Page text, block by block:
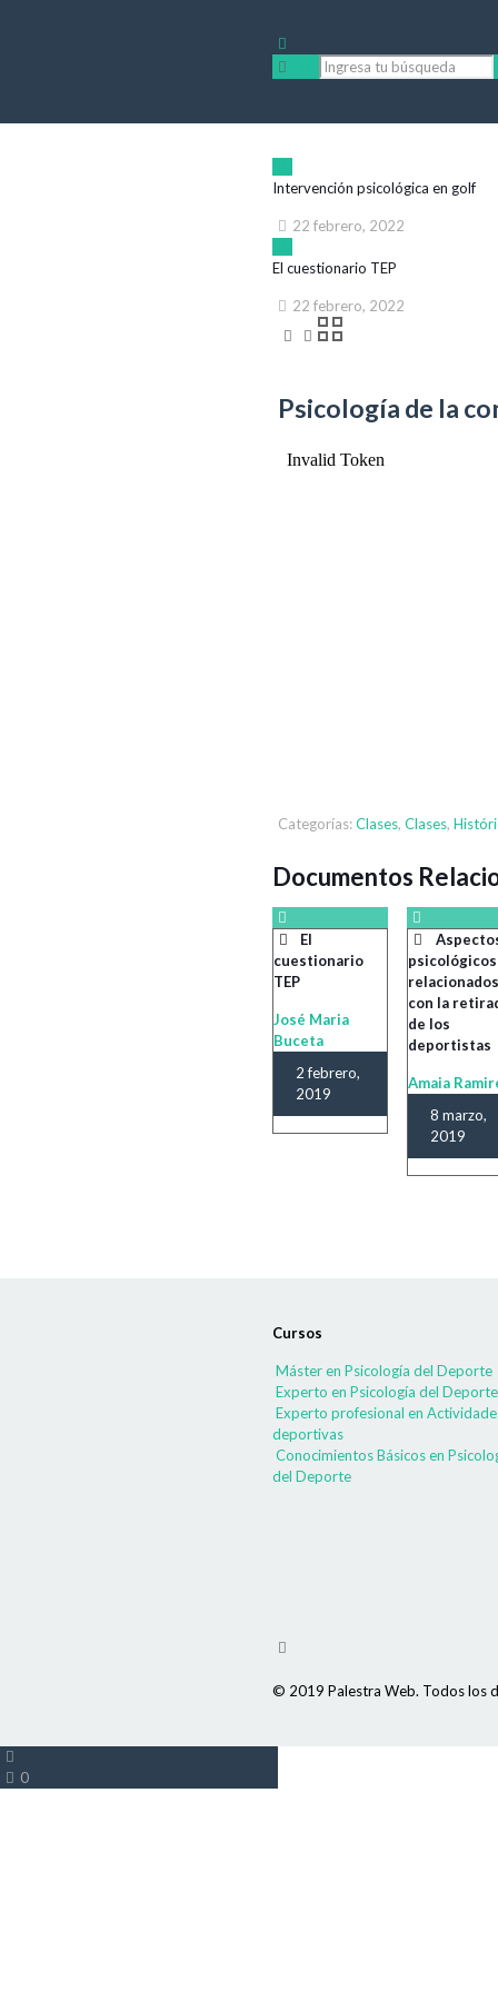
Intervención psicológica en golf
22 febrero, 2022
El cuestionario TEP
22 febrero, 2022
Psicología de la
Categorías:Clases, Clases,
Documentos
El
cuestionario
TEP
José Maria
Buceta
2 febrero,
2019
psicológicos
con la
de los
deportistas
Amaia
8 marzo,
2019
Cursos
Máster en Psicología del Deporte
Experto en Psicología del Deporte
Experto profesional en
deportivas
Conocimientos Básicos en
del Deporte
© 2019 Palestra Web. Todos los
0